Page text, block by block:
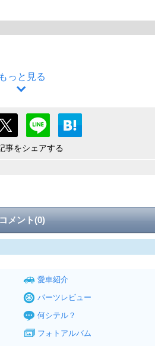
もっと見る
事をシェアする
メント(0)
愛車紹介
パーツレビュー
何シテル？
フォトアルバム